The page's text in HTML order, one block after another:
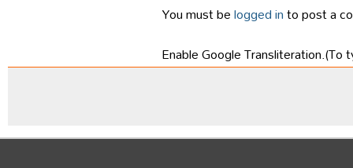
You must belogged into post a
Enable Google